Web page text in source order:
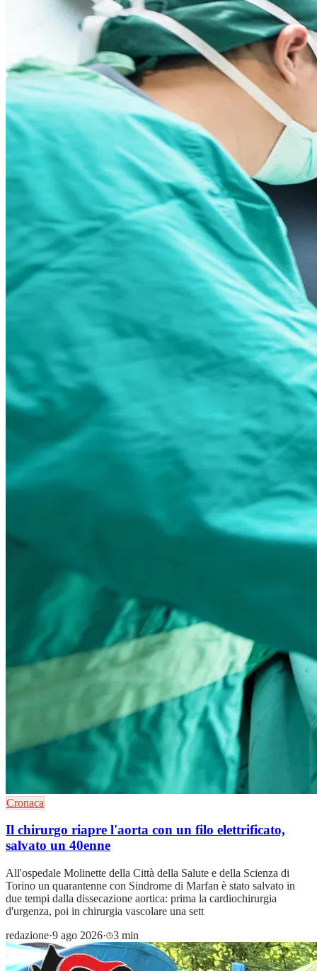
Cronaca
Il chirurgo riapre l'aorta con un filo elettrificato,
salvato un 40enne
All'ospedale Molinette della Città della Salute e della Scienza di
Torino un quarantenne con Sindrome di Marfan è stato salvato in
due tempi dalla dissecazione aortica: prima la cardiochirurgia
d'urgenza, poi in chirurgia vascolare una sett
redazione·9 ago 2026· 3 min